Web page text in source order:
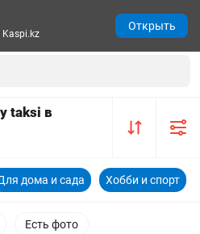
taksi в
дома и сада Хобби и спорт
Есть фото
Открыть